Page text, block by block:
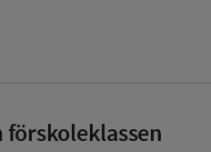
förskoleklassen